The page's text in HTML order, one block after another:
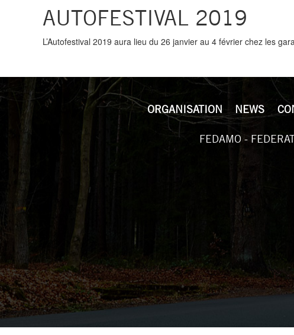
AUTOFESTIVAL 2019
L’Autofestival 2019 aura lieu du 26 janvier au 4 février chez les
ORGANISATION NEWS
FEDAMO -